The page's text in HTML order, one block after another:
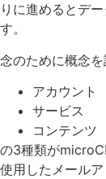
りに進めるとデ
す。
念のために概念を
アカウント
サービス
コンテンツ
の3種類が
使用したメール